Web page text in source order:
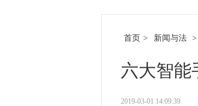
首页 > 新闻与法
六大智能
2019-03-01 14:09:39